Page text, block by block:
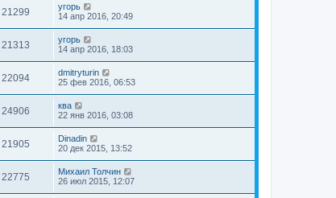
21299
угорь
14 апр 2016, 20:49
21313
угорь
14 апр 2016, 18:03
22094
dmitryturin
25 фев 2016, 06:53
24906
ква
22 янв 2016, 03:08
21905
Dinadin
20 дек 2015, 13:52
22775
Михаил Толчин
26 июл 2015, 12:07